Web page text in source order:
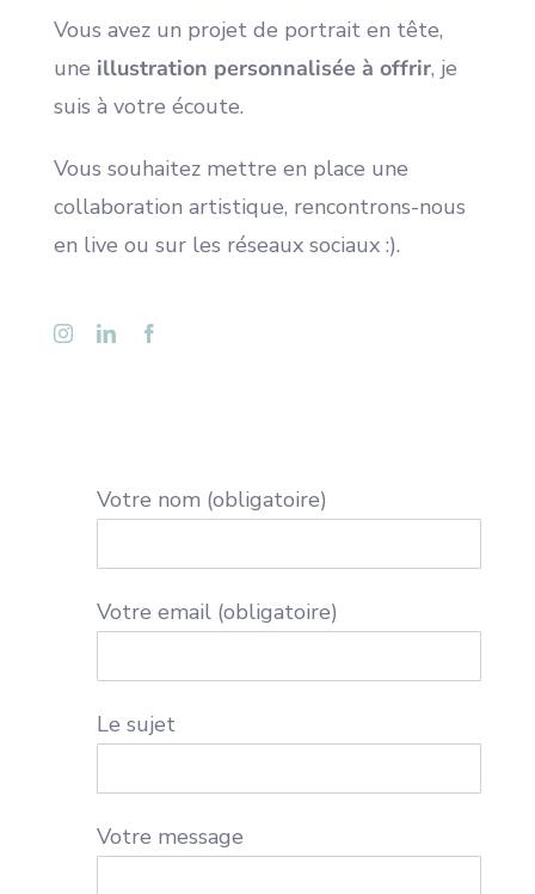
Vous avez un projet de portrait en tête,
une illustration personnalisée à offrir, je
suis à votre écoute.
Vous souhaitez mettre en place une
collaboration artistique, rencontrons-nous
en live ou sur les réseaux sociaux :).
Votre nom (obligatoire)
Votre email (obligatoire)
Le sujet
Votre message